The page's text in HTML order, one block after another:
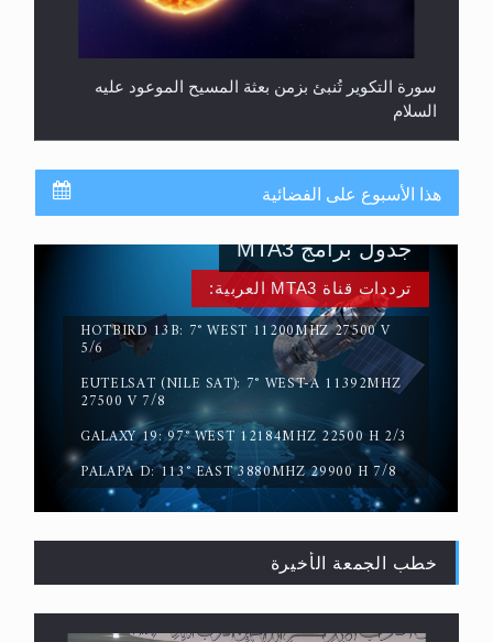
سورة التكوير تُنبئ بزمن بعثة المسيح الموعود عليه
السلام
حقيقة المسيح الدجال
هذا الأسبوع على الفضائية
ترددات قناة MTA3 العربية:
HOTBIRD 13B: 7° WEST 11200MHZ 27500 V
5/6
EUTELSAT (NILE SAT): 7° WEST-A 11392MHZ
27500 V 7/8
GALAXY 19: 97° WEST 12184MHZ 22500 H 2/3
PALAPA D: 113° EAST 3880MHZ 29900 H 7/8
جدول برامج MTA3
خطب الجمعة الأخيرة